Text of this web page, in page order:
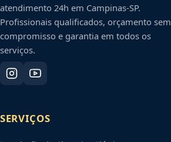
atendimento 24h em Campinas-SP.
Profissionais qualificados, orçamento sem
compromisso e garantia em todos os
serviços.
SERVIÇOS